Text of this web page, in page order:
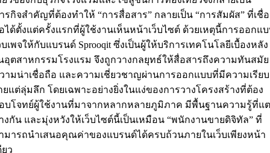
รกิจสำคัญที่ต้องทำให้ “การสื่อสาร” กลายเป็น “การสัมผัส” ที่เชื่อ
ได้ตั้งแต่ครั้งแรกที่ผู้ใช้งานเห็นหน้าเว็บไซต์ ด้วยเหตุนี้การออกแ
บเพจให้กับแบรนด์ Sprooqit ซึ่งเป็นผู้ให้บริการเทคโนโลยีเบื้องหลัง
อุตสาหกรรมโรงแรม จึงถูกวางกลยุทธ์ให้สื่อสารถึงความทันสมัย
ามน่าเชื่อถือ และความเชี่ยวชาญผ่านการออกแบบที่มีความเรียบ
ยแต่ลุ่มลึก โดยเฉพาะอย่างยิ่งในแง่ของการวางโครงสร้างที่ต้อง
บโจทย์ผู้ใช้งานที่มาจากหลากหลายภูมิภาค มีพื้นฐานความรู้ที่แ
งกัน และมุ่งหวังให้เว็บไซต์นี้เป็นเหมือน “พนักงานขายดิจิทัล” ที่
มารถนำเสนอคุณค่าของแบรนด์ได้ครบถ้วนภายในเว็บเพียงหน้า
ยว